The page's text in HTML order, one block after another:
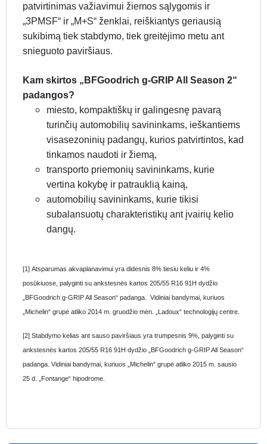
patvirtinimas važiavimui žiemos sąlygomis ir
„3PMSF“ ir „M+S“ ženklai, reiškiantys geriausią
sukibimą tiek stabdymo, tiek greitėjimo metu ant
snieguoto paviršiaus.
Kam skirtos „BFGoodrich g-GRIP All Season 2“
padangos?
miesto, kompaktiškų ir galingesnę pavarą
turinčių automobilių savininkams, ieškantiems
visasezoninių padangų, kurios patvirtintos, kad
tinkamos naudoti ir žiemą,
transporto priemonių savininkams, kurie
vertina kokybę ir patrauklią kainą,
automobilių savininkams, kurie tikisi
subalansuotų charakteristikų ant įvairių kelio
dangų.
[1] Atsparumas akvaplanavimui yra didesnis 8% tiesiu keliu ir 4%
posūkiuose, palyginti su ankstesnės kartos 205/55 R16 91H dydžio
„BFGoodrich g-GRIP All Season“ padanga. Vidiniai bandymai, kuriuos
„Michelin“ grupė atliko 2014 m. gruodžio mėn. „Ladoux“ technologijų centre.
[2] Stabdymo kelias ant sauso paviršiaus yra trumpesnis 9%, palyginti su
ankstesnės kartos 205/55 R16 91H dydžio „BFGoodrich g-GRIP All Season“
padanga. Vidiniai bandymai, kuriuos „Michelin“ grupė atliko 2015 m. sausio
25 d. „Fontange“ hipodrome.